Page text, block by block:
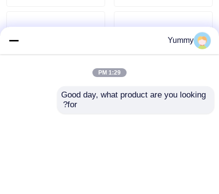
Yummy
1:29 PM
Good day, what product are you looking
for?